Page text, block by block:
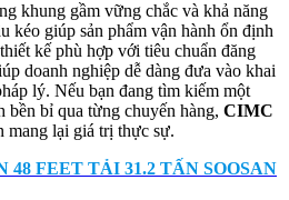
khung gầm vững chắc và khả năng
kéo giúp sản phẩm vận hành ổn định
kế phù hợp với tiêu chuẩn đăng
doanh nghiệp dễ dàng đưa vào khai
lý. Nếu bạn đang tìm kiếm một
bền bỉ qua từng chuyến hàng, CIMC
mang lại giá trị thực sự.
48 FEET TẢI 31.2 TẤN SOOSAN